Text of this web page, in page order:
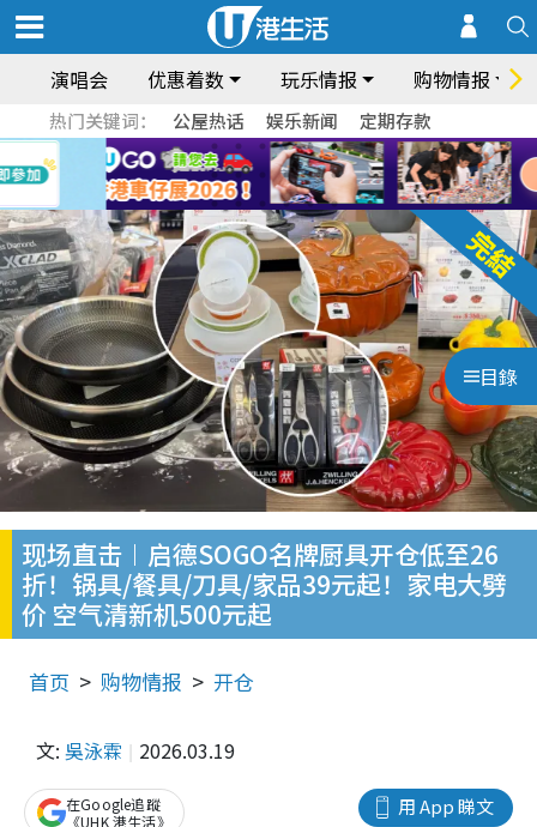
演唱会 优惠着数 玩乐情报 购物情报
热门关键词： 公屋热话 娱乐新闻 定期存款
目錄
现场直击︱启德SOGO名牌厨具开仓低至26
折！锅具/餐具/刀具/家品39元起！家电大劈
价 空气清新机500元起
首页 购物情报 开仓
文: 吳泳霖 2026.03.19
用 App 睇文
在Google追蹤
《UHK 港生活》